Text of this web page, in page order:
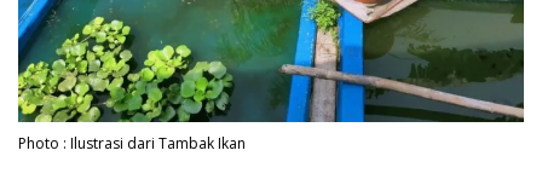
Photo : Ilustrasi dari Tambak Ikan